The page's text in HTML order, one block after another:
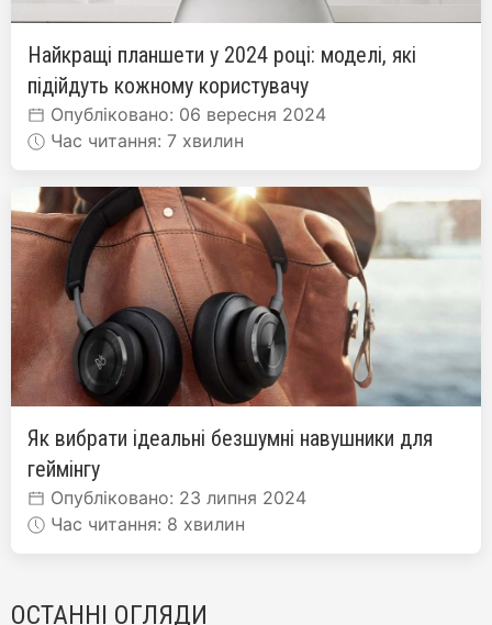
Найкращі планшети у 2024 році: моделі, які
підійдуть кожному користувачу
Опубліковано: 06 вересня 2024
Час читання: 7 хвилин
Як вибрати ідеальні безшумні навушники для
геймінгу
Опубліковано: 23 липня 2024
Час читання: 8 хвилин
ОСТАННІ ОГЛЯДИ